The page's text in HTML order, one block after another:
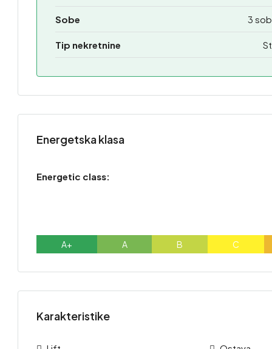
Sobe 3
Tip nekretnine
Energetska klasa
Energetic class:
A+ A B C
Karakteristike